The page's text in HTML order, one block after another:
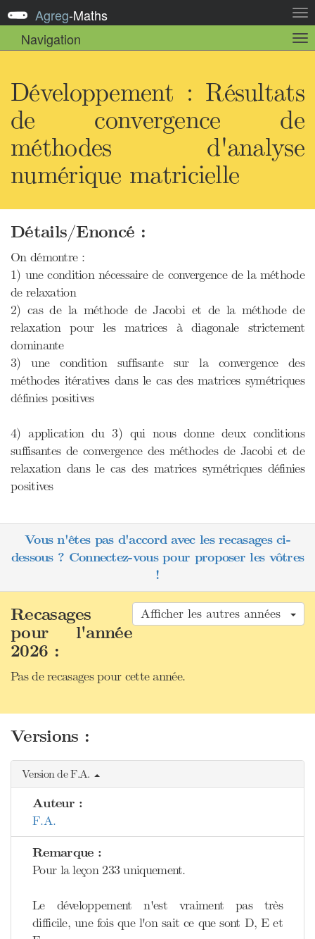
la
Agreg-Maths
Navigation
la
Développement : Résultats
de convergence de
méthodes d'analyse
numérique matricielle
Détails/Enoncé :
On démontre :
1) une condition nécessaire de convergence de la méthode
de relaxation
2) cas de la méthode de Jacobi et de la méthode de
relaxation pour les matrices à diagonale strictement
dominante
3) une condition suffisante sur la convergence des
méthodes itératives dans le cas des matrices symétriques
définies positives
4) application du 3) qui nous donne deux conditions
suffisantes de convergence des méthodes de Jacobi et de
relaxation dans le cas des matrices symétriques définies
positives
Vous n'êtes pas d'accord avec les recasages ci-
dessous ? Connectez-vous pour proposer les vôtres
!
Afficher les autres années
Recasages
pour l'année
2026 :
Pas de recasages pour cette année.
Versions :
Version de F.A.
Auteur :
F.A.
Remarque :
Pour la leçon 233 uniquement.
Le développement n'est vraiment pas très
difficile, une fois que l'on sait ce que sont D, E et